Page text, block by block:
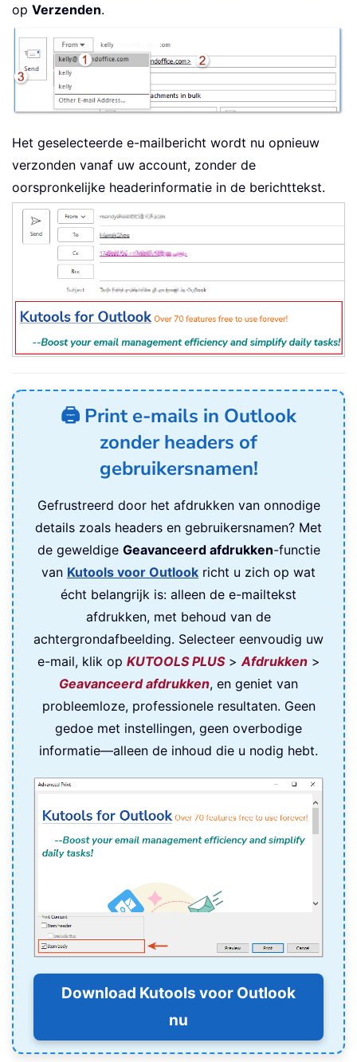
op Verzenden.
Het geselecteerde e-mailbericht wordt nu opnieuw
verzonden vanaf uw account, zonder de
oorspronkelijke headerinformatie in de berichttekst.
🖨️ Print e-mails in Outlook
zonder headers of
gebruikersnamen!
Gefrustreerd door het afdrukken van onnodige
details zoals headers en gebruikersnamen? Met
de geweldige Geavanceerd afdrukken-functie
van Kutools voor Outlook richt u zich op wat
écht belangrijk is: alleen de e-mailtekst
afdrukken, met behoud van de
achtergrondafbeelding. Selecteer eenvoudig uw
e-mail, klik op KUTOOLS PLUS>Afdrukken>
Geavanceerd afdrukken, en geniet van
probleemloze, professionele resultaten. Geen
gedoe met instellingen, geen overbodige
informatie—alleen de inhoud die u nodig hebt.
Download Kutools voor Outlook
nu